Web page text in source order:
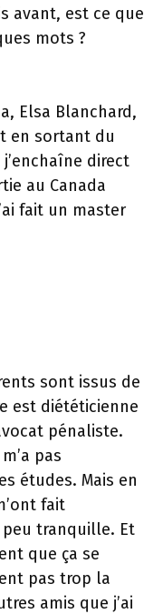
avant, est ce que
mots ?
Elsa Blanchard,
en sortant du
direct
au Canada
fait un master
sont issus de
est diététicienne
pénaliste.
pas
études. Mais en
fait
tranquille. Et
que ça se
pas trop la
amis que j’ai